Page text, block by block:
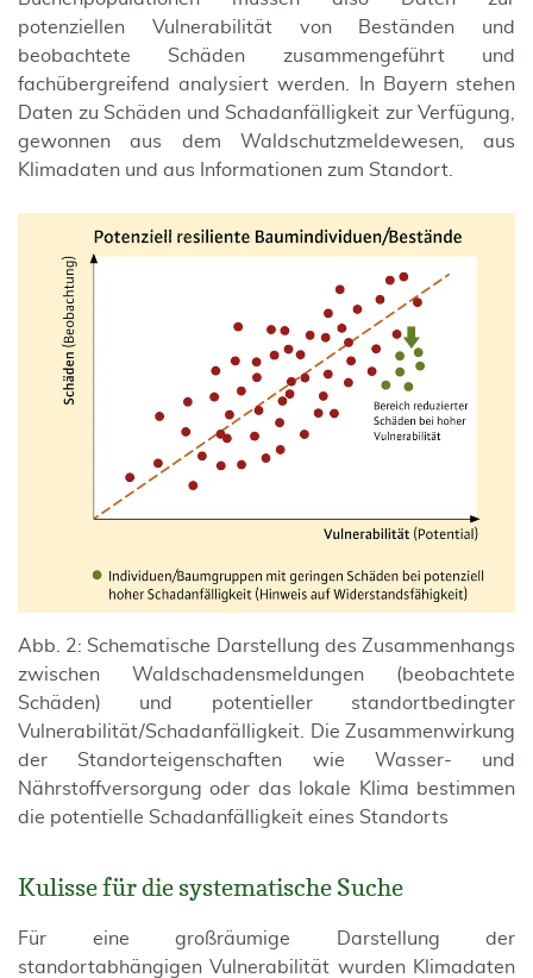
potenziellen Vulnerabilität von Beständen und
beobachtete Schäden zusammengeführt und
fachübergreifend analysiert werden. In Bayern stehen
Daten zu Schäden und Schadanfälligkeit zur Verfügung,
gewonnen aus dem Waldschutzmeldewesen, aus
Klimadaten und aus Informationen zum Standort.
Abb. 2: Schematische Darstellung des Zusammenhangs
zwischen Waldschadensmeldungen (beobachtete
Schäden) und potentieller standortbedingter
Vulnerabilität/Schadanfälligkeit. Die Zusammenwirkung
der Standorteigenschaften wie Wasser- und
Nährstoffversorgung oder das lokale Klima bestimmen
die potentielle Schadanfälligkeit eines Standorts
Kulisse für die systematische Suche
Für eine großräumige Darstellung der
standortabhängigen Vulnerabilität wurden Klimadaten